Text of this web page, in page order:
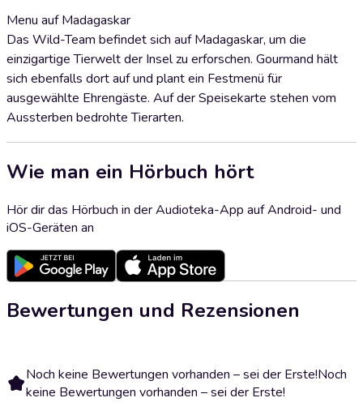
Menu auf Madagaskar
Das Wild-Team befindet sich auf Madagaskar, um die
einzigartige Tierwelt der Insel zu erforschen. Gourmand hält
sich ebenfalls dort auf und plant ein Festmenü für
ausgewählte Ehrengäste. Auf der Speisekarte stehen vom
Aussterben bedrohte Tierarten.
Wie man ein Hörbuch hört
Hör dir das Hörbuch in der Audioteka-App auf Android- und
iOS-Geräten an
Bewertungen und Rezensionen
Noch keine Bewertungen vorhanden – sei der Erste!Noch
keine Bewertungen vorhanden – sei der Erste!